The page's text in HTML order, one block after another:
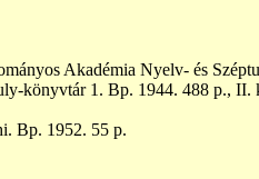
Akadémia Nyelv- és
könyvtár 1. Bp. 1944. 488 p.,
Bp. 1952. 55 p.